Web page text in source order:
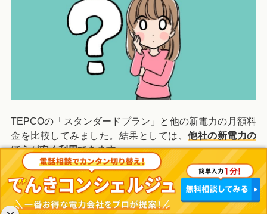
TEPCOの「スタンダードプラン」と他の新電力の月額料
金を比較してみました。結果としては、 他社の新電力の
ほうが安く利用できます。
TEPCOは「地域電力会社のままが良い」「サポートがし
っかりした電力会社にしたい」と考えている人向けの電
力会社です。